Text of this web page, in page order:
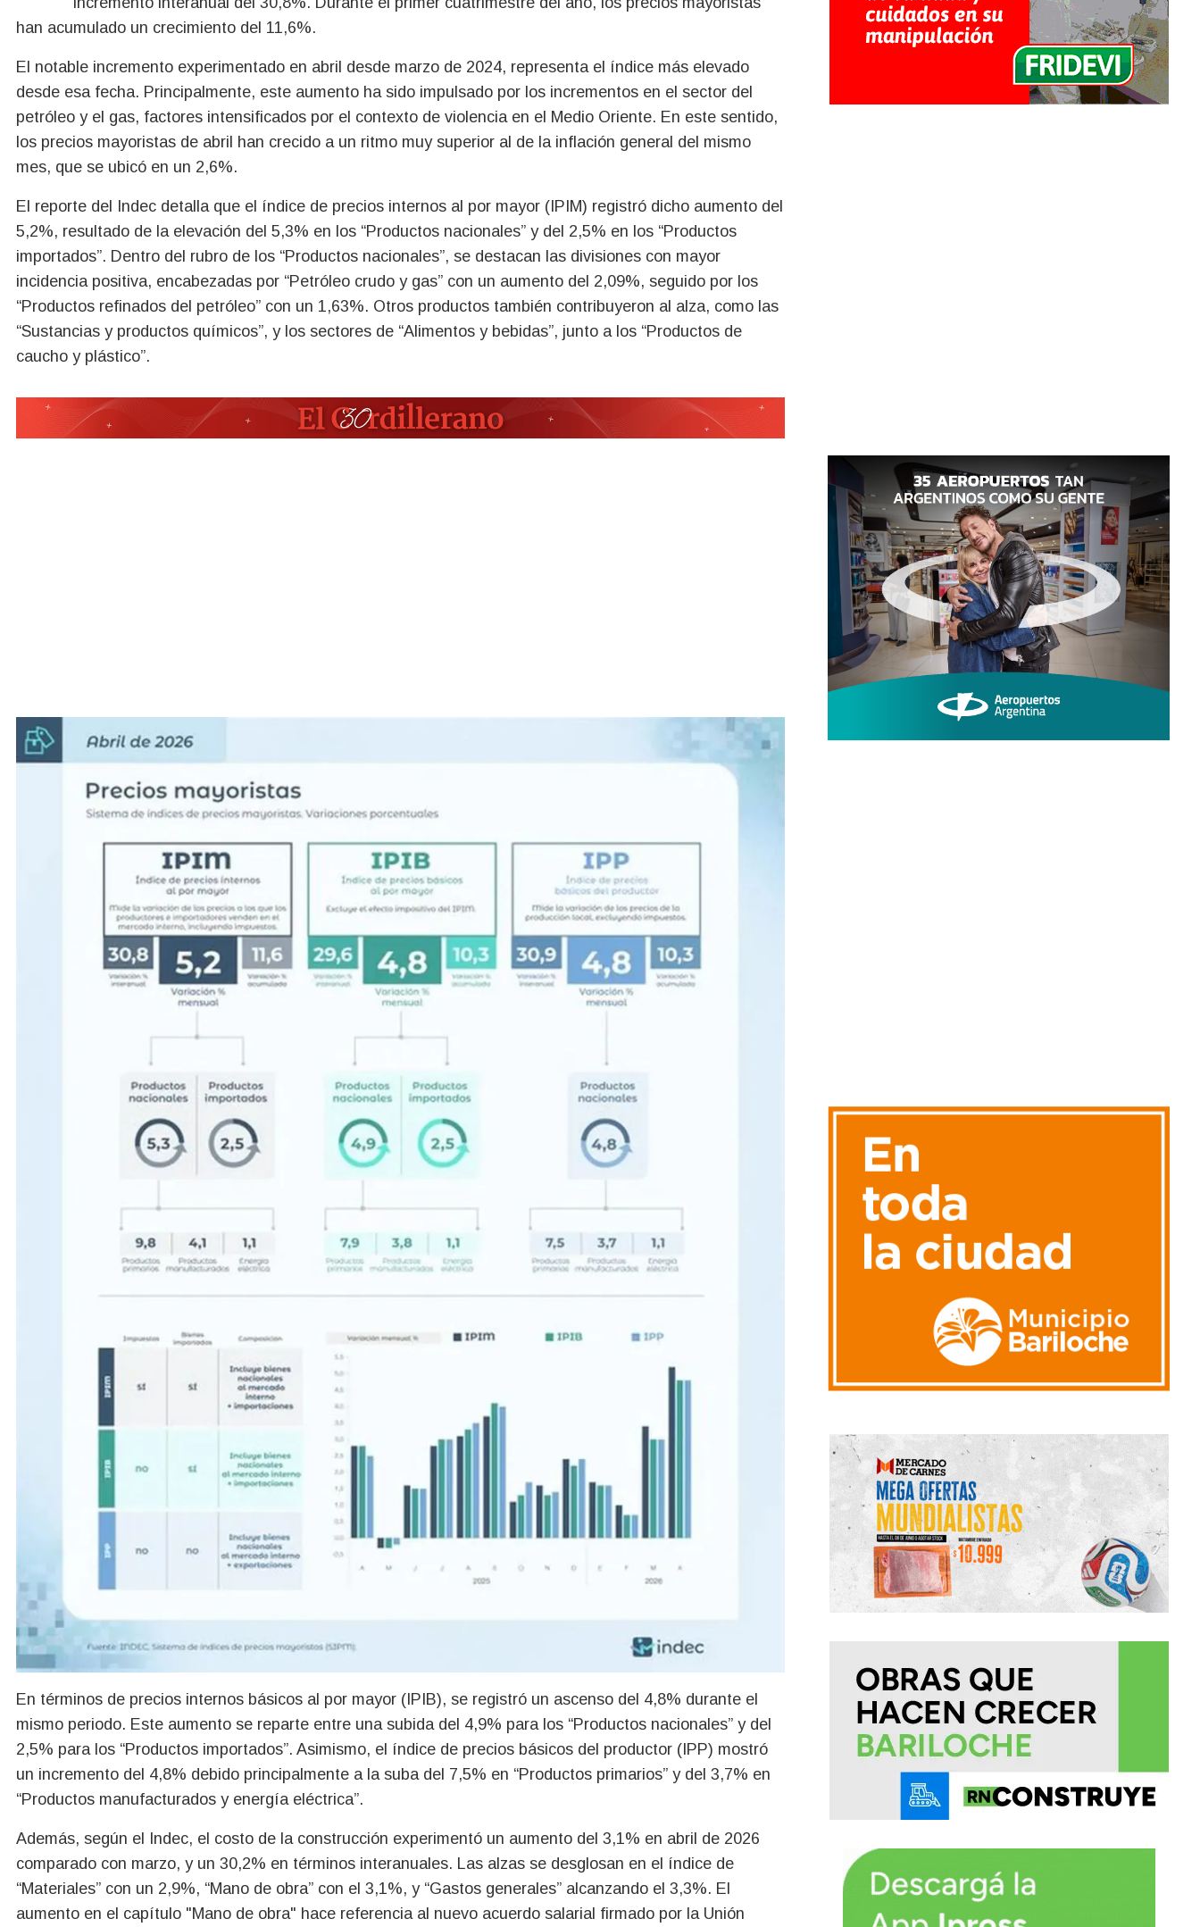
han acumulado un crecimiento del 11,6%.
El notable incremento experimentado en abril desde marzo de 2024, representa el índice más elevado
desde esa fecha. Principalmente, este aumento ha sido impulsado por los incrementos en el sector del
petróleo y el gas, factores intensificados por el contexto de violencia en el Medio Oriente. En este sentido,
los precios mayoristas de abril han crecido a un ritmo muy superior al de la inflación general del mismo
mes, que se ubicó en un 2,6%.
El reporte del Indec detalla que el índice de precios internos al por mayor (IPIM) registró dicho aumento del
5,2%, resultado de la elevación del 5,3% en los “Productos nacionales” y del 2,5% en los “Productos
importados”. Dentro del rubro de los “Productos nacionales”, se destacan las divisiones con mayor
incidencia positiva, encabezadas por “Petróleo crudo y gas” con un aumento del 2,09%, seguido por los
“Productos refinados del petróleo” con un 1,63%. Otros productos también contribuyeron al alza, como las
“Sustancias y productos químicos”, y los sectores de “Alimentos y bebidas”, junto a los “Productos de
caucho y plástico”.
En términos de precios internos básicos al por mayor (IPIB), se registró un ascenso del 4,8% durante el
mismo periodo. Este aumento se reparte entre una subida del 4,9% para los “Productos nacionales” y del
2,5% para los “Productos importados”. Asimismo, el índice de precios básicos del productor (IPP) mostró
un incremento del 4,8% debido principalmente a la suba del 7,5% en “Productos primarios” y del 3,7% en
“Productos manufacturados y energía eléctrica”.
Además, según el Indec, el costo de la construcción experimentó un aumento del 3,1% en abril de 2026
comparado con marzo, y un 30,2% en términos interanuales. Las alzas se desglosan en el índice de
“Materiales” con un 2,9%, “Mano de obra” con el 3,1%, y “Gastos generales” alcanzando el 3,3%. El
aumento en el capítulo "Mano de obra" hace referencia al nuevo acuerdo salarial firmado por la Unión